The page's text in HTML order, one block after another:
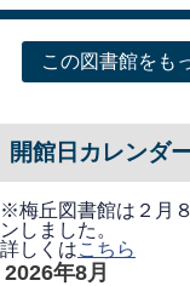
この図書館をも
開館日カレンダ
※梅丘図書館は２月
ンしました。
詳しくはこちら
2026年8月